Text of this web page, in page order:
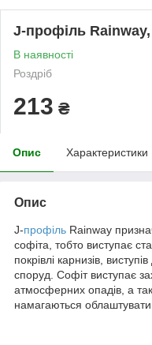
J-профіль
В наявності
Роздріб
213 ₴
Опис Характеристики
Опис
J-профіль Rainway
софіта, тобто виступає
покрівлі карнизів,
споруд. Софіт виступає
атмосферних опадів, а
намагаються